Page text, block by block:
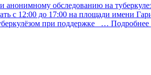
анонимному обследованию на
с 12:00 до 17:00 на площади имени
при поддержке
… Подробнее